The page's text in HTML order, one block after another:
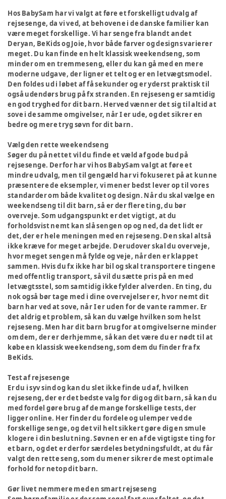
Hos BabySam har vi valgt at føre et forskelligt udvalg af
rejsesenge, da vi ved, at behovene i de danske familier kan
være meget forskellige. Vi har senge fra blandt andet
Deryan, BeKids og Joie, hvor både farver og designs varierer
meget. Du kan finde en helt klassisk weekendseng, som
minder om en tremmeseng, eller du kan gå med en mere
moderne udgave, der ligner et telt og er en letvægtsmodel.
Den foldes ud i løbet af få sekunder og er yderst praktisk til
også udendørs brug på fx stranden. En rejseseng er samtidig
en god tryghed for dit barn. Herved vænner det sig til altid at
sove i de samme omgivelser, når I er ude, og det sikrer en
bedre og mere tryg søvn for dit barn.
Vælg den rette weekendseng
Søger du på nettet vil du finde et væld af gode bud på
rejsesenge. Derfor har vi hos BabySam valgt at føre et
mindre udvalg, men til gengæld har vi fokuseret på at kunne
præsentere de eksempler, vi mener bedst lever op til vores
standarder om både kvalitet og design. Når du skal vælge en
weekendseng til dit barn, så er der flere ting, du bør
overveje. Som udgangspunkt er det vigtigt, at du
forholdsvist nemt kan slå sengen op og ned, da det lidt er
det, der er hele meningen med en rejseseng. Den skal altså
ikke kræve for meget arbejde. Derudover skal du overveje,
hvor meget sengen må fylde og veje, når den er klappet
sammen. Hvis du fx ikke har bil og skal transportere tingene
med offentlig transport, så vil du sætte pris på en med
letvægtsstel, som samtidig ikke fylder alverden. En ting, du
nok også bør tage med i dine overvejelser er, hvor nemt dit
barn har ved at sove, når I er uden for de vante rammer. Er
det aldrig et problem, så kan du vælge hvilken som helst
rejseseng. Men har dit barn brug for at omgivelserne minder
om dem, der er derhjemme, så kan det være du er nødt til at
købe en klassisk weekendseng, som dem du finder fra fx
BeKids.
Test af rejsesenge
Er du i syv sind og kan du slet ikke finde ud af, hvilken
rejseseng, der er det bedste valg for dig og dit barn, så kan du
med fordel gøre brug af de mange forskellige tests, der
ligger online. Her finder du fordele og ulemper ved de
forskellige senge, og det vil helt sikkert gøre dig en smule
klogere i din beslutning. Søvnen er en af de vigtigste ting for
et barn, og det er derfor særdeles betydningsfuldt, at du får
valgt den rette seng, som du mener sikrer de mest optimale
forhold for netop dit barn.
Gør livet nemmere med en smart rejseseng